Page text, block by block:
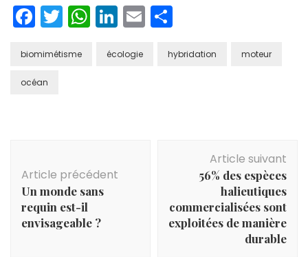
Facebook
Twitter
WhatsApp
LinkedIn
Email
biomimétisme écologie hybridation moteur
océan
d'article
Article précédent
Un monde sans
requin est-il
envisageable ?
Article suivant
56% des espèces
halieutiques
commercialisées sont
exploitées de manière
durable